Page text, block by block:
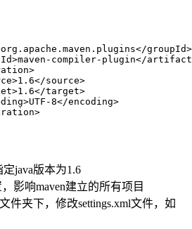
groupId>
compiler-plugin</
source>
target>
8</encoding>
java版本为1.6
影响maven建立的所有项目
件夹下，修改settings.xml文件，如